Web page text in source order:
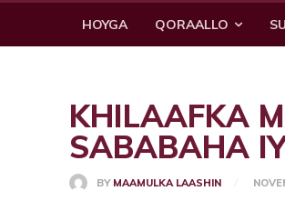
HOYGA QORAALLO
KHILAAFKA
SABABAHA
BY MAAMULKA LAASHIN